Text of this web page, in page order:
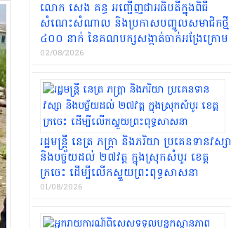
លោក សេង គន្ធ អញ្ជើញ​ជាអធិបតីក្នុងពិធី
សំណេះសំណាល និងប្រកាសបញ្ចូលសមាជិកថ្មី
៤០០ នាក់ នៃគណបក្សសង្កាត់ចាក់អង្រែក្រោម
02/08/2026
រដ្ឋមន្រ្តី​ នេត្រ ភក្ត្រា និងភរិយា ប្រគេនទានវស្សា
និងបច្ច័យដល់ ២៧វត្ត ក្នុងស្រុកសំបូរ ខេត្ត
ក្រចេះ ដើម្បីលើកស្ទួយព្រះពុទ្ធសាសនា
01/08/2026